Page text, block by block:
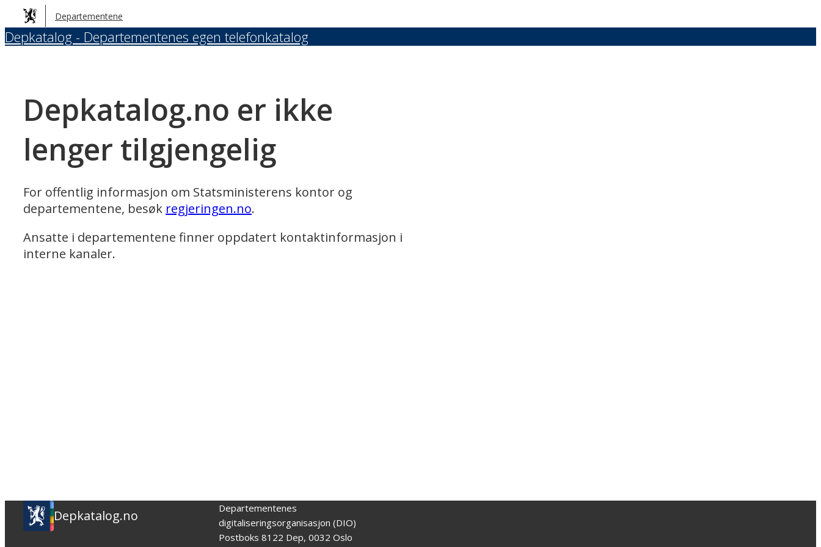
Hopp
til
hovedinnhold
Departementene
Depkatalog - Departementenes egen telefonkatalog
Depkatalog.no er ikke
lenger tilgjengelig
For offentlig informasjon om Statsministerens kontor og
departementene, besøk regjeringen.no.
Ansatte i departementene finner oppdatert kontaktinformasjon i
interne kanaler.
Depkatalog.no
Departementenes
digitaliseringsorganisasjon (DIO)
Postboks 8122 Dep, 0032 Oslo